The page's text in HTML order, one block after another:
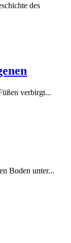
des
verbirgt...
Boden unter...